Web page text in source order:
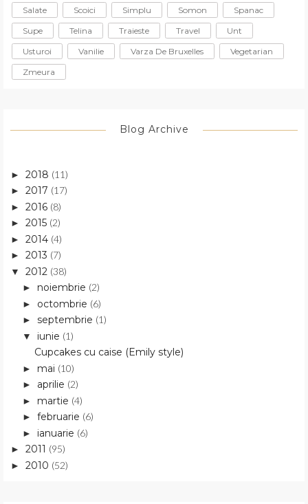
Salate
Scoici Simplu Somon
Spanac
Supe
Telina Traieste Travel
Unt
Usturoi
Vanilie Varza De Bruxelles
Vegetarian
Zmeura
Blog Archive
► 2018 (11)
► 2017 (17)
► 2016 (8)
► 2015 (2)
► 2014 (4)
► 2013 (7)
▼ 2012 (38)
► noiembrie (2)
► octombrie (6)
► septembrie (1)
▼ iunie (1)
Cupcakes cu caise (Emily style)
► mai (10)
► aprilie (2)
► martie (4)
► februarie (6)
► ianuarie (6)
► 2011 (95)
► 2010 (52)